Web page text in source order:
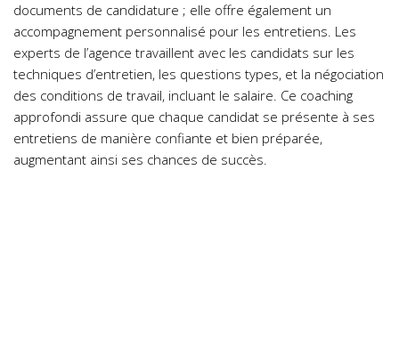
documents de candidature ; elle offre également un
accompagnement personnalisé pour les entretiens. Les
experts de l’agence travaillent avec les candidats sur les
techniques d’entretien, les questions types, et la négociation
des conditions de travail, incluant le salaire. Ce coaching
approfondi assure que chaque candidat se présente à ses
entretiens de manière confiante et bien préparée,
augmentant ainsi ses chances de succès.